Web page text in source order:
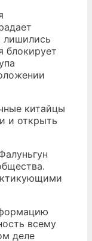
лишились
блокирует
китайцы
и открыть
всему
деле